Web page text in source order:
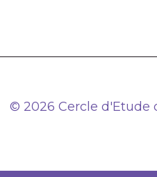
© 2026 Cercle d'Etude